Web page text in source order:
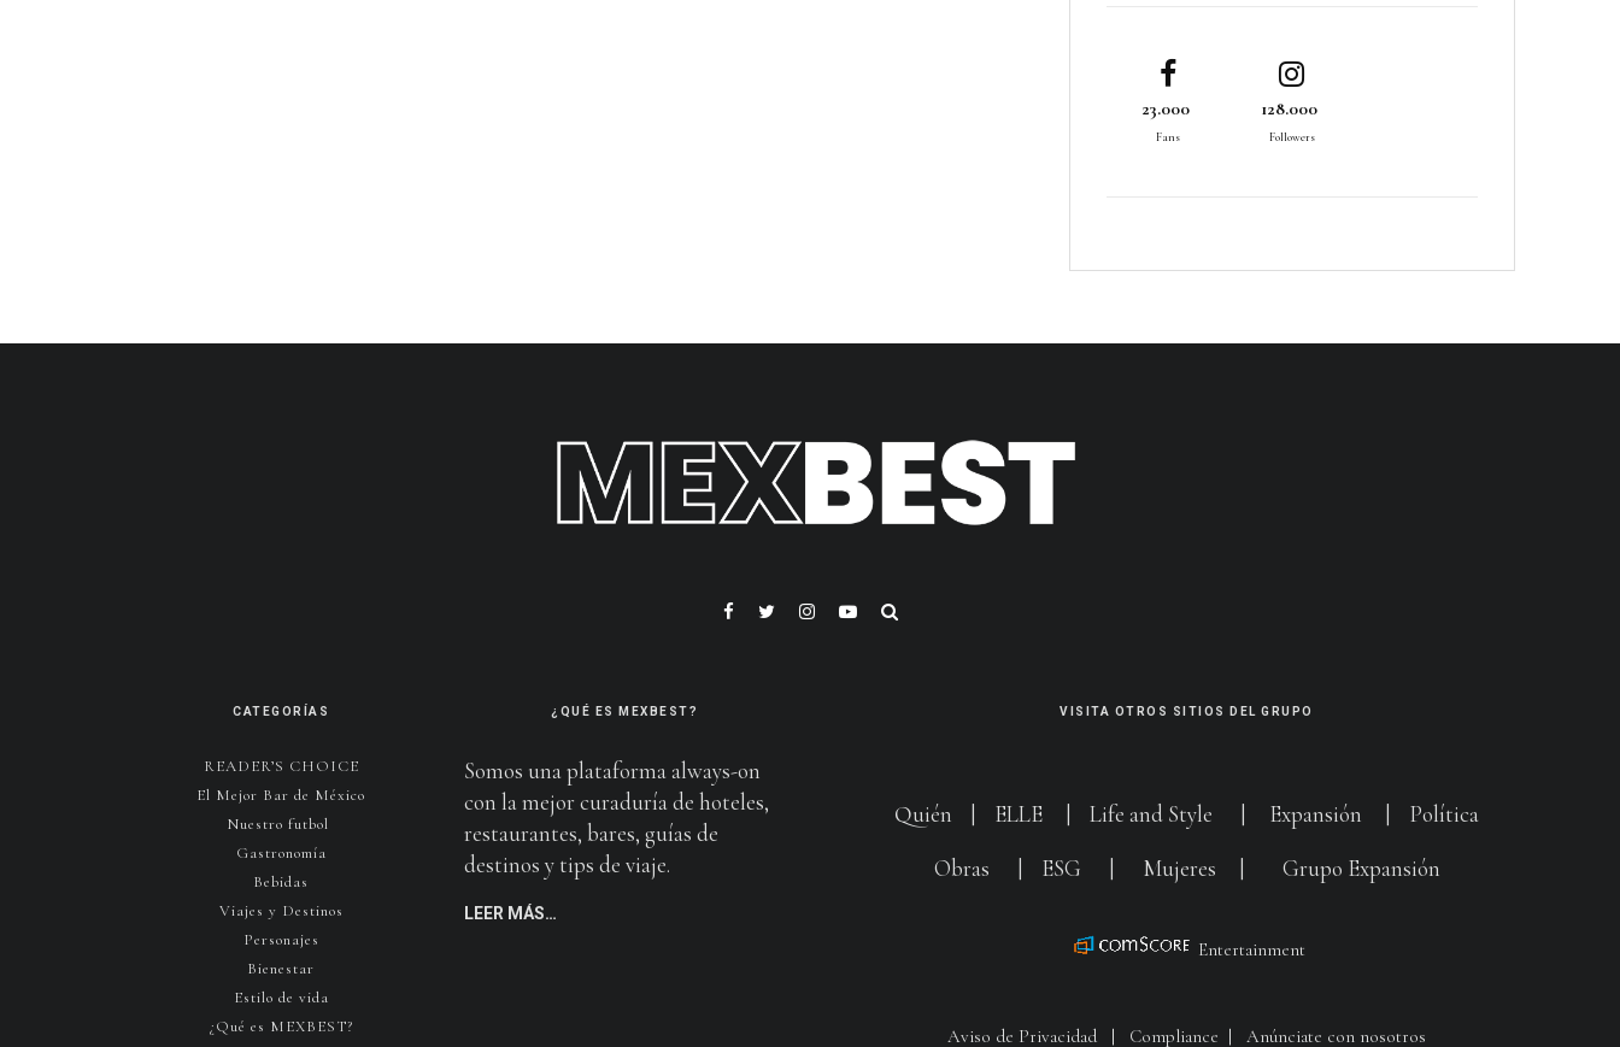
23.000
Fans
128.000
Followers
CATEGORÍAS
READER’S CHOICE
El Mejor Bar de México
Nuestro futbol
Gastronomía
Bebidas
Viajes y Destinos
Personajes
Bienestar
Estilo de vida
¿Qué es MEXBEST?
¿QUÉ ES MEXBEST?
Somos una plataforma always-on
con la mejor curaduría de hoteles,
restaurantes, bares, guías de
destinos y tips de viaje.
LEER MÁS…
VISITA OTROS SITIOS DEL GRUPO
Quién ELLE Life and Style Expansión
Política
Obras
ESG Mujeres Grupo Expansión
Entertainment
Aviso de Privacidad | Compliance | Anúnciate con nosotros